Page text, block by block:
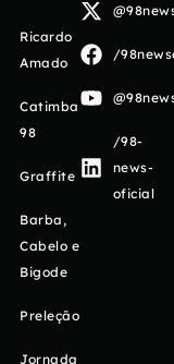
Ricardo
Amado
Catimba
98
Graffite
Barba,
Cabelo e
Bigode
Preleção
Jornada
/
/98-
news-
oficial